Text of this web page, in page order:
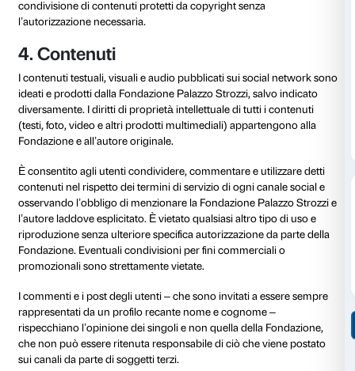
Questa social media policy è stata redatta in
tutti gli organi della Fondazione Palazzo Strozzi
principi basilari.
–Rispetto: tutti gli utenti sono invitati a mantenere
rispettoso e costruttivo nelle interazioni. Commenti
discriminatori o che violano la dignità altrui saranno
–Autenticità: incoraggiamo la condivisione di
autentici, purché espressi in modo rispettoso e
–Privacy: ricordiamo agli utenti di non condividere
personali sensibili nei commenti pubblici. Per
tramite i canali privati forniti.
–Proprietà intellettuale: gli utenti devono rispettare
proprietà intellettuale detenuti dalla Fondazione